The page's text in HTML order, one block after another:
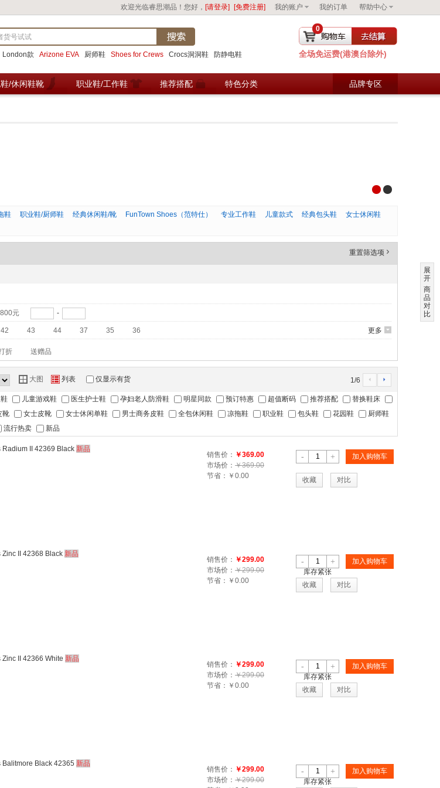
帮助中心
我的订单
我的账户
欢迎光临睿思潮品！您好， [请登录] [免费注册]
London款 Arizone EVA 厨师鞋 Shoes for Crews Crocs洞洞鞋 防静电鞋 去购物车结算
0
全场免运费(港澳台除外)
/休闲鞋靴 职业鞋/工作鞋 推荐搭配 特色分类 品牌专区
鞋 职业鞋/厨师鞋 经典休闲鞋/靴 FunTown Shoes（范特仕） 专业工作鞋 儿童款式 经典包头鞋
女士休闲鞋
重置筛选项 '
元 -
更多 6
42 43 44 37 35 36
折 送赠品
Y 大图 Z 列表 仅显示有货 1/6 4 5
儿童游戏鞋 医生护士鞋 孕妇老人防滑鞋 明星同款 预订特惠 超值断码 推荐搭配
替换鞋床
靴 女士皮靴 女士休闲单鞋 男士商务皮鞋 全包休闲鞋 凉拖鞋 职业鞋 包头鞋 花园鞋
厨师鞋
流行热卖 新品
- + 加入购物车
收藏 对比
销售价： ￥369.00
市场价： ￥369.00
节省： ￥0.00
Radium II 42369 Black 新品
- +
库存紧张
加入购物车
收藏 对比
销售价： ￥299.00
市场价： ￥299.00
节省： ￥0.00
II 42368 Black 新品
- +
库存紧张
加入购物车
收藏 对比
销售价： ￥299.00
市场价： ￥299.00
节省： ￥0.00
II 42366 White 新品
- +
库存紧张
加入购物车
销售价： ￥299.00
市场价： ￥299.00
Balitmore Black 42365 新品
展
开
商
品
对
比